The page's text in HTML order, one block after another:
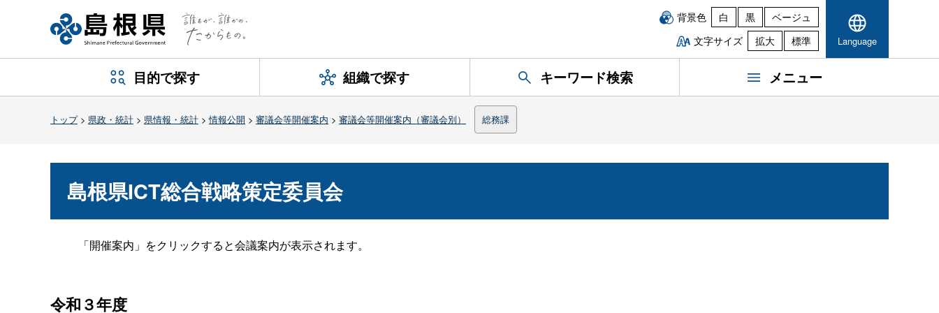
背景色 白 黒
ベージュ
文字サイズ
拡大 標準 Language
目的で探す 組織で探す キーワード検索 メニュー
トップ> 県政・統計 > 県情報・統計 >情報公開 > 審議会等開催案内 > 審議会等開催案内（審議会別） 総務課
島根県ICT総合戦略策定委員会
「開催案内」をクリックすると会議案内が表示されます。
令和３年度